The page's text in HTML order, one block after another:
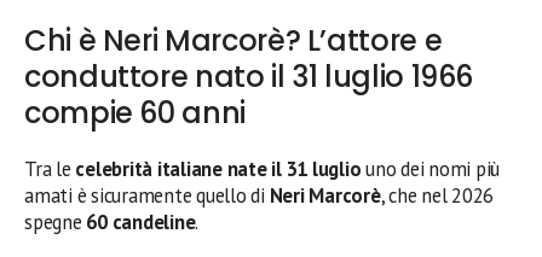
Chi è Neri Marcorè? L’attore e
conduttore nato il 31 luglio 1966
compie 60 anni
Tra le celebrità italiane nate il 31 lugliouno dei nomi più
amati è sicuramente quello di Neri Marcorè, che nel 2026
spegne 60 candeline.